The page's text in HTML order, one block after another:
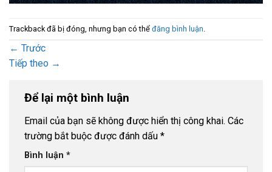
Trackback đã bị đóng, nhưng bạn có thể đăng bình luận
← Trước
Tiếp theo →
Để lại một bình luận
Email của bạn sẽ không được hiển thị công khai. Các
trường bắt buộc được đánh dấu *
Bình luận *